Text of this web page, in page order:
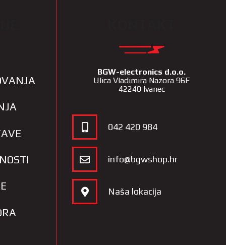
BGW-electronics d.o.o.
Ulica Vladimira Nazora 96F
42240 Ivanec
042 420 984
info@bgwshop.hr
Naša lokacija